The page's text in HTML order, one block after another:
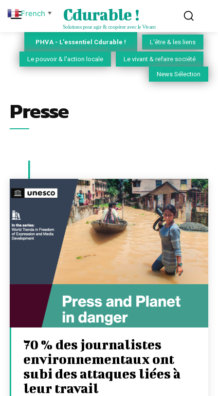
Cdurable !
Solutions pour agir & coopérer avec le Vivant
PHVA - L'essentiel Cdurable ! L'être & les liens
Le pouvoir & l'action locale Le vivant & refaire société
News Sélection
Presse
70 % des journalistes
environnementaux ont
subi des attaques liées à
leur travail
French ▼